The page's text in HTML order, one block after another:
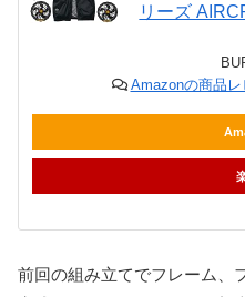
リーズ
Amazonの商品
前回の組み立てでフレーム、